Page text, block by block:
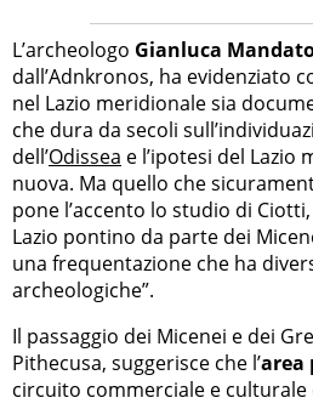
L’archeologo Gianluca
dall’Adnkronos, ha evidenziato
nel Lazio meridionale sia
che dura da secoli
dell’Odissea e l’ipotesi del Lazio
nuova. Ma quello che
pone l’accento lo studio di
Lazio pontino da parte dei
una frequentazione che ha
archeologiche”.
Il passaggio dei Micenei e dei
Pithecusa, suggerisce che l’area
circuito commerciale e